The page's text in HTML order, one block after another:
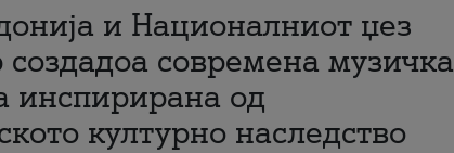
и Националниот џез
создадоа современа музичка
инспирирана од
културно наследство